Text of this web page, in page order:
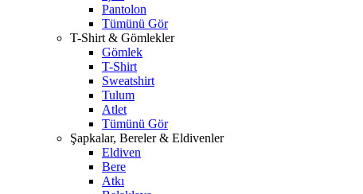
Pantolon
Tümünü Gör
T-Shirt & Gömlekler
Gömlek
T-Shirt
Sweatshirt
Tulum
Atlet
Tümünü Gör
Şapkalar, Bereler & Eldivenler
Eldiven
Bere
Atkı